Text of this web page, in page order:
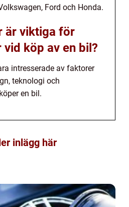
Ford och Honda.
är viktiga för
köp av en bil?
intresserade av faktorer
teknologi och
en bil.
inlägg här